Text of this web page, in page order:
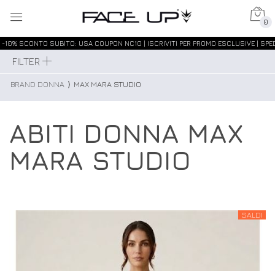
0
-10% SCONTO SUBITO: USA COUPON NC10 | ISCRIVITI PER PROMO ESCLUSIVE |
FILTER
BRAND DONNA ⟩ MAX MARA STUDIO
ABITI DONNA MAX
MARA STUDIO
SALDI